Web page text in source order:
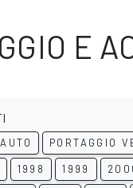
E
PORTAGGIO
1998 1999